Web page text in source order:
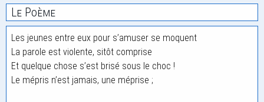
Le Poème
Les jeunes entre eux pour s’amuser se moquent
La parole est violente, sitôt comprise
Et quelque chose s’est brisé sous le choc !
Le mépris n’est jamais, une méprise ;